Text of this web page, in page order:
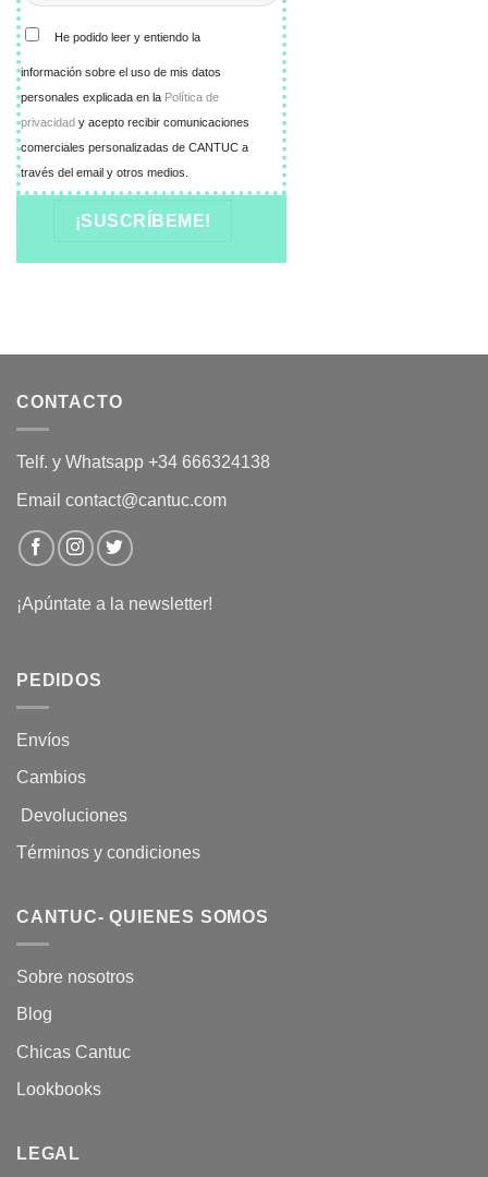
He podido leer y entiendo la
información sobre el uso de mis datos
personales explicada en la Política de
privacidad y acepto recibir comunicaciones
comerciales personalizadas de CANTUC a
través del email y otros medios.
CONTACTO
Telf. y Whatsapp +34 666324138
Email contact@cantuc.com
¡Apúntate a la newsletter!
PEDIDOS
Envíos
Cambios
Devoluciones
Términos y condiciones
CANTUC- QUIENES SOMOS
Sobre nosotros
Blog
Chicas Cantuc
Lookbooks
LEGAL